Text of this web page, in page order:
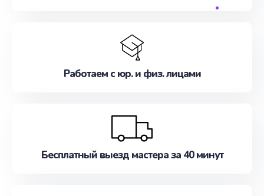
Работаем с юр. и физ. лицами
Бесплатный выезд мастера за 40 минут